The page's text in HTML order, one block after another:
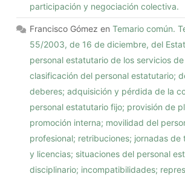
participación y negociación colectiva.
Francisco Gómez enTemario común.
55/2003, de 16 de diciembre, del
personal estatutario de los servicios
clasificación del personal estatutario;
deberes; adquisición y pérdida de la
personal estatutario fijo; provisión de
promoción interna; movilidad del
profesional; retribuciones; jornadas de
y licencias; situaciones del personal
disciplinario; incompatibilidades;